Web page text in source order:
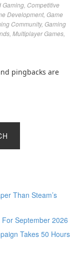
Gaming Competitive
Development, Game
Community, Gaming
Multiplayer Games
pingbacks are
Than Steam’s
September 2026
Takes 50 Hours